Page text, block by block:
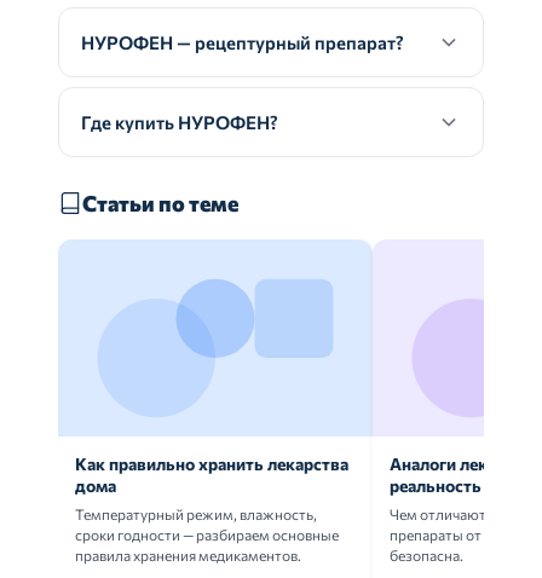
НУРОФЕН — рецептурный препарат?
Где купить НУРОФЕН?
Статьи по теме
Как правильно хранить лекарства
дома
Температурный режим, влажность,
сроки годности — разбираем основные
правила хранения медикаментов.
Аналоги
реальность
Чем отличаются
препараты от
безопасна.